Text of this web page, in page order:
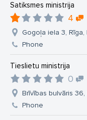
Satiksmes ministrija
4
Gogoļa iela 3, Rīga,
Phone
Tieslietu ministrija
0
Brīvības bulvāris 36,
Phone